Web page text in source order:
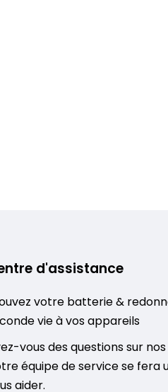
d'assistance
votre batterie &
vie à vos appareils
vous des questions sur
équipe de service se fera
aider.